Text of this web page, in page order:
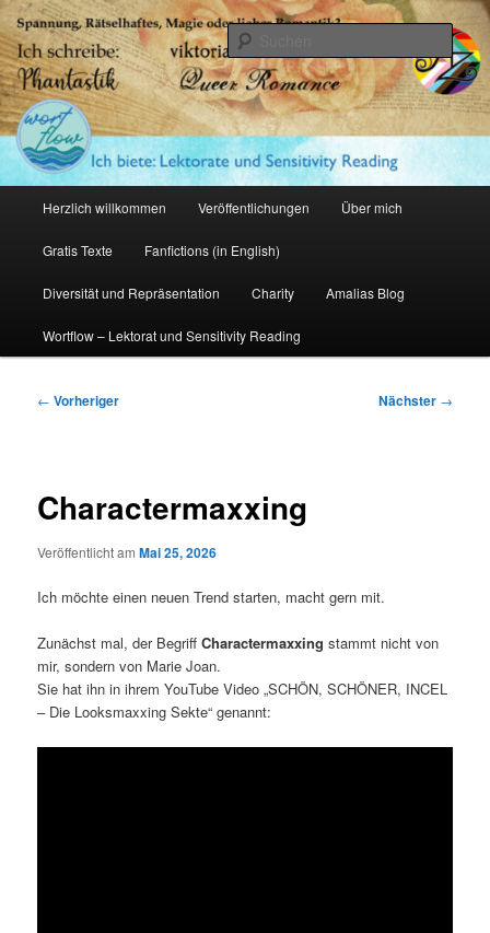
Zum
primären
Inhalt
springenAmalia Zeichnerin
Herzlich willkommen Veröffentlichungen Über mich
Gratis Texte Fanfictions (in English)
Diversität und Repräsentation Charity Amalias Blog
Wortflow – Lektorat und Sensitivity Reading
Beitragsnavigation
← Vorheriger Nächster →
Charactermaxxing
Veröffentlicht amMai 25, 2026
Ich möchte einen neuen Trend starten, macht gern mit.
Zunächst mal, der BegriffCharactermaxxing stammt nicht von
mir, sondern von Marie Joan.
Sie hat ihn in ihrem YouTube Video „SCHÖN, SCHÖNER, INCEL
– Die Looksmaxxing Sekte“ genannt: